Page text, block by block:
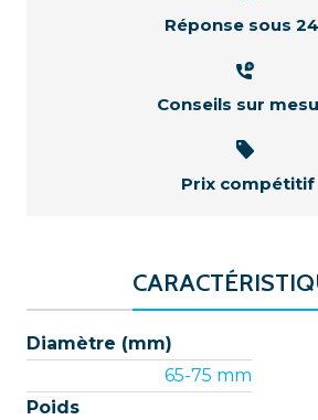
Réponse sous
Conseils sur
Prix compétitif
Diamètre (mm)
65-75 mm
Poids